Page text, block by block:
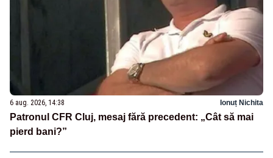
6 aug. 2026, 14:38 Ionuț Nichita
Patronul CFR Cluj, mesaj fără precedent: „Cât să mai
pierd bani?”